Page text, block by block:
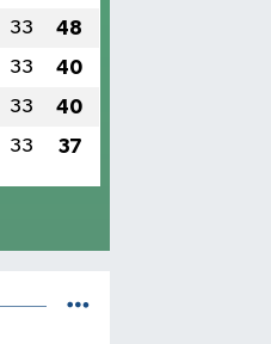
33 48
33 40
33 40
33 37